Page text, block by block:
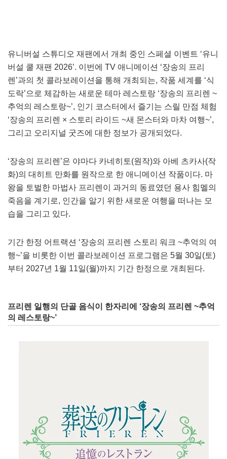
유니버설 스튜디오 재팬에서 개최 중인 스페셜 이벤트 ‘유니
버설 쿨 재팬 2026’. 이번에 TV 애니메이션 ‘장송의 프리
렌’과의 첫 콜라보레이션을 통해 개최되는, 작품 세계를 ‘식
도락’으로 체감하는 새로운 테마 레스토랑 ‘장송의 프리렌 ~
추억의 레스토랑~’, 인기 코스터에서 즐기는 스릴 만점 체험
‘장송의 프리렌 × 스토리 라이드 ~새 몬스터와 마차 여행~’,
그리고 오리지널 굿즈에 대한 정보가 공개되었다.
‘장송의 프리렌’은 야마다 카네히토(원작)와 아베 츠카사(작
화)의 대히트 만화를 원작으로 한 애니메이션 작품이다. 마
왕을 토벌한 마법사 프리렌이 과거의 동료였던 용사 힘멜의
죽음을 계기로, 인간을 알기 위한 새로운 여행을 떠나는 모
습을 그리고 있다.
기간 한정 어트랙션 ‘장송의 프리렌 스토리 워크 ~추억의 여
행~’을 비롯한 이번 콜라보레이션 프로그램은 5월 30일(토)
부터 2027년 1월 11일(월)까지 기간 한정으로 개최된다.
프리렌 일행의 단골 음식이 한자리에 ‘장송의 프리렌 ~추억
의 레스토랑~’